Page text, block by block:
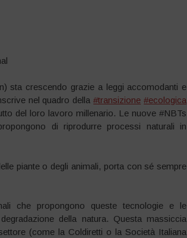
sta crescendo grazie a leggi accomodanti e
nel quadro della#transizione #ecologica
del loro lavoro millenario. Le nuove #NBTs
di riprodurre processi naturali in
piante o degli animali, porta con sé sempre
che propongono queste tecnologie e le
della natura. Questa massiccia
(come la Coldiretti o la Società Italiana